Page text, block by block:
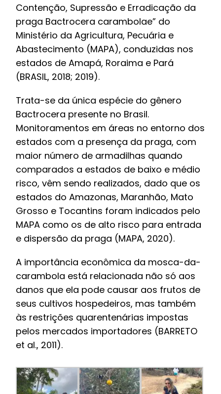
Contenção, Supressão e Erradicação da
praga Bactrocera carambolae” do
Ministério da Agricultura, Pecuária e
Abastecimento (MAPA), conduzidas nos
estados de Amapá, Roraima e Pará
(BRASIL, 2018; 2019).
Trata-se da única espécie do gênero
Bactrocera presente no Brasil.
Monitoramentos em áreas no entorno dos
estados com a presença da praga, com
maior número de armadilhas quando
comparados a estados de baixo e médio
risco, vêm sendo realizados, dado que os
estados do Amazonas, Maranhão, Mato
Grosso e Tocantins foram indicados pelo
MAPA como os de alto risco para entrada
e dispersão da praga (MAPA, 2020).
A importância econômica da mosca-da-
carambola está relacionada não só aos
danos que ela pode causar aos frutos de
seus cultivos hospedeiros, mas também
às restrições quarentenárias impostas
pelos mercados importadores (BARRETO
et al., 2011).